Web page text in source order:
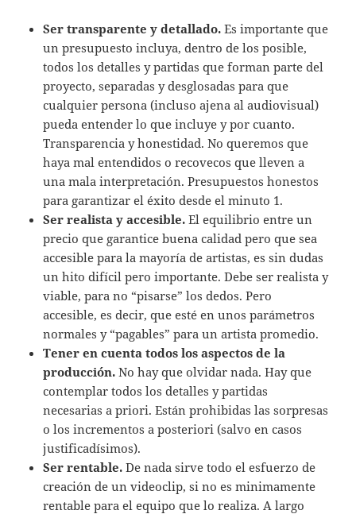
Ser transparente y detallado. Es importante que
un presupuesto incluya, dentro de los posible,
todos los detalles y partidas que forman parte del
proyecto, separadas y desglosadas para que
cualquier persona (incluso ajena al audiovisual)
pueda entender lo que incluye y por cuanto.
Transparencia y honestidad. No queremos que
haya mal entendidos o recovecos que lleven a
una mala interpretación. Presupuestos honestos
para garantizar el éxito desde el minuto 1.
Ser realista y accesible. El equilibrio entre un
precio que garantice buena calidad pero que sea
accesible para la mayoría de artistas, es sin dudas
un hito difícil pero importante. Debe ser realista y
viable, para no “pisarse” los dedos. Pero
accesible, es decir, que esté en unos parámetros
normales y “pagables” para un artista promedio.
Tener en cuenta todos los aspectos de la
producción. No hay que olvidar nada. Hay que
contemplar todos los detalles y partidas
necesarias a priori. Están prohibidas las sorpresas
o los incrementos a posteriori (salvo en casos
justificadísimos).
Ser rentable.De nada sirve todo el esfuerzo de
creación de un videoclip, si no es minimamente
rentable para el equipo que lo realiza. A largo